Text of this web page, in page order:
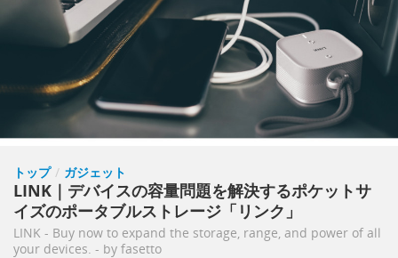
トップ / ガジェット
LINK｜デバイスの容量問題を解決するポケットサ
イズのポータブルストレージ「リンク」
LINK - Buy now to expand the storage, range, and power of all
your devices. - by fasetto